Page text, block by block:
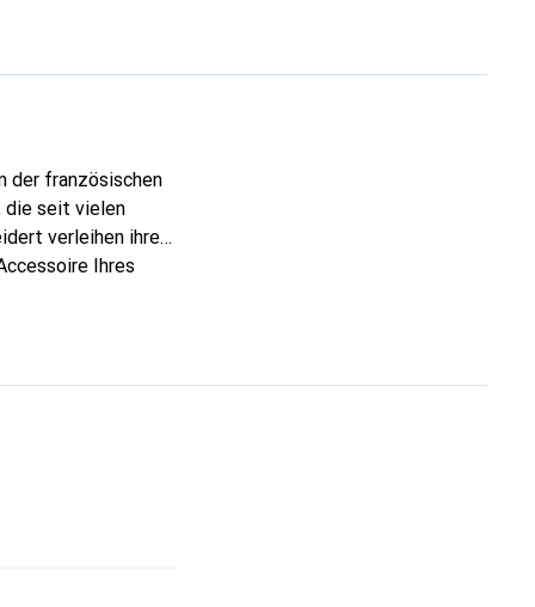
der französischen
die seit vielen
verleihen ihre
Ihres